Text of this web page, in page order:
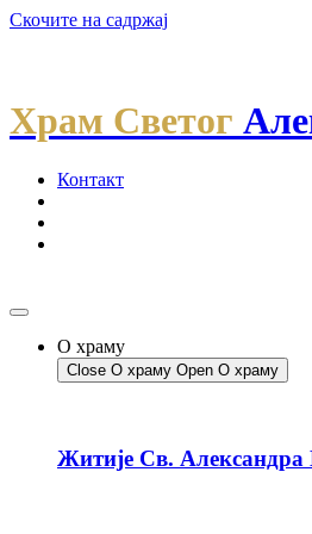
Скочите на садржај
Храм Светог
Контакт
О храму
Close О храму Open О храму
Житије Св. Александра